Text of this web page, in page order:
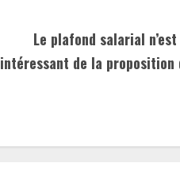
Le plafond salarial
intéressant de la proposition